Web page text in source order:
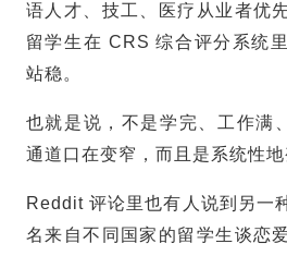
语人才、技工、医疗从业者优
留学生在 CRS 综合评分系统
站稳。
也就是说，不是学完、工作满
通道口在变窄，而且是系统性地
Reddit 评论里也有人说到另
名来自不同国家的留学生谈恋